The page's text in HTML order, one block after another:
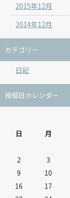
2015年12月
2014年12月
カテゴリー
日記
投稿日カレンダー
日
月
2
3
9
10
16
17